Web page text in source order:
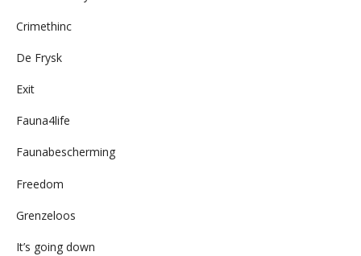
Crimethinc
De Frysk
Exit
Fauna4life
Faunabescherming
Freedom
Grenzeloos
It’s going down